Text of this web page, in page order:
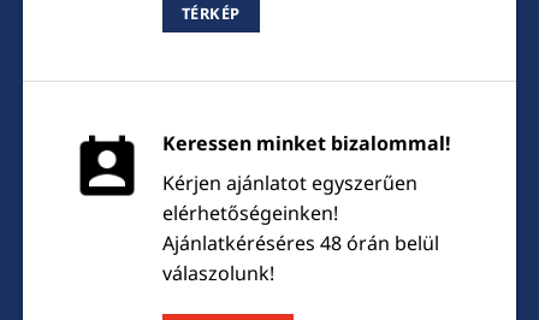
TÉRKÉP
Keressen minket bizalommal!
Kérjen ajánlatot egyszerűen
elérhetőségeinken!
Ajánlatkéréséres 48 órán belül
válaszolunk!